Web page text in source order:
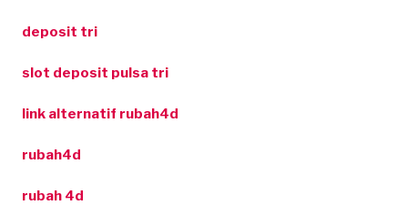
deposit tri
slot deposit pulsa tri
link alternatif rubah4d
rubah4d
rubah 4d